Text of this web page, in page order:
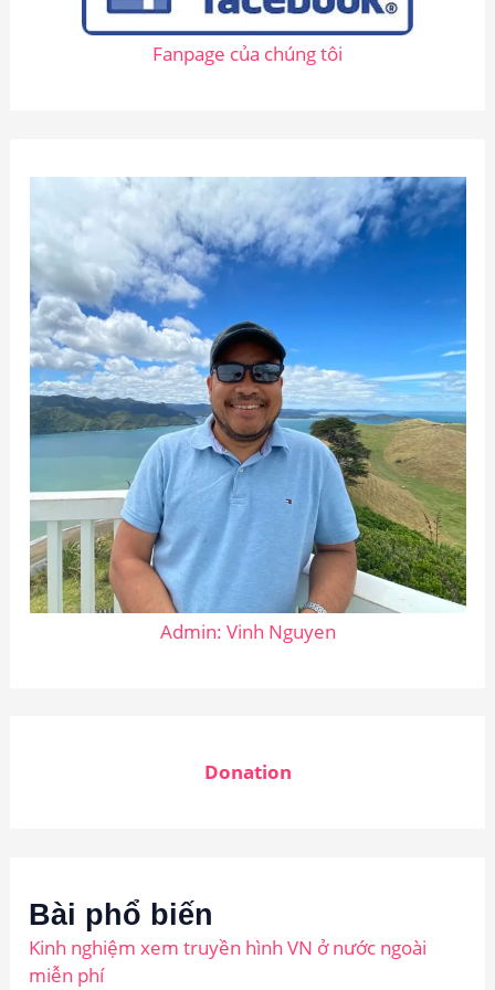
Fanpage của chúng tôi
Admin: Vinh Nguyen
Donation
Bài phổ biến
Kinh nghiệm xem truyền hình VN ở nước ngoài
miễn phí